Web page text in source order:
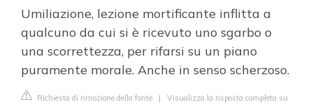
Umiliazione, lezione mortificante inflitta a
qualcuno da cui si è ricevuto uno sgarbo o
una scorrettezza, per rifarsi su un piano
puramente morale. Anche in senso scherzoso.
Richiesta di rimozione della fonte | Visualizza la risposta completa su